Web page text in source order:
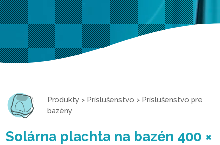
Produkty > Príslušenstvo > Príslušenstvo pre
bazény
Solárna plachta na bazén 400 ×